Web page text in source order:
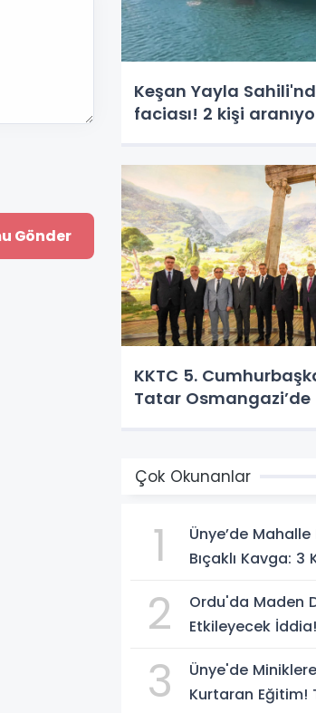
Keşan Yayla
faciası! 2 kişi
KKTC 5.
Tatar Osmangazi’de
Çok Okunanlar
1
Ünye’de
Bıçaklı Kavga: 3
2
Ordu'da Maden
Etkileyecek
3
Ünye'de
Kurtaran Eğitim!